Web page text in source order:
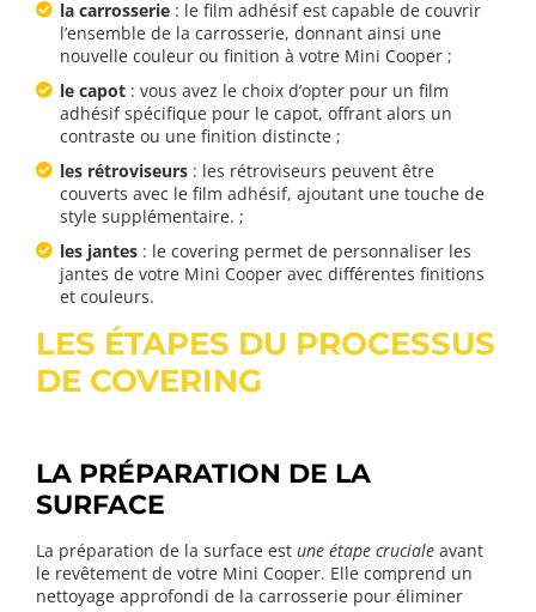
la carrosserie : le film adhésif est capable de couvrir
l’ensemble de la carrosserie, donnant ainsi une
nouvelle couleur ou finition à votre Mini Cooper ;
le capot : vous avez le choix d’opter pour un film
adhésif spécifique pour le capot, offrant alors un
contraste ou une finition distincte ;
les rétroviseurs : les rétroviseurs peuvent être
couverts avec le film adhésif, ajoutant une touche de
style supplémentaire. ;
les jantes : le covering permet de personnaliser les
jantes de votre Mini Cooper avec différentes finitions
et couleurs.
LES ÉTAPES DU PROCESSUS
DE COVERING
LA PRÉPARATION DE LA
SURFACE
La préparation de la surface est une étape cruciale avant
le revêtement de votre Mini Cooper. Elle comprend un
nettoyage approfondi de la carrosserie pour éliminer